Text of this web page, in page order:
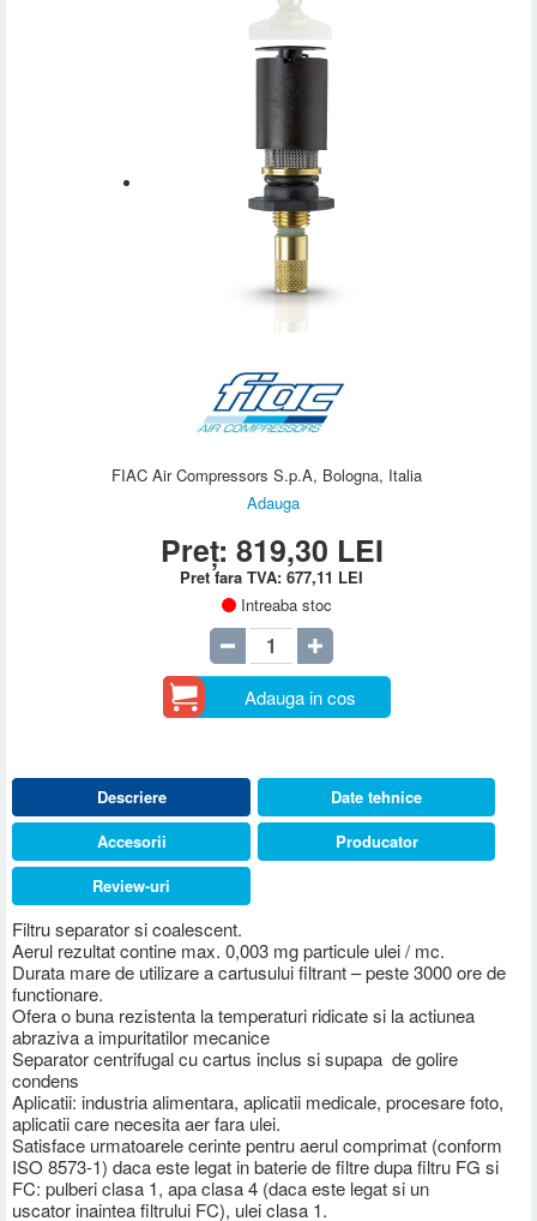
FIAC Air Compressors S.p.A, Bologna, Italia
Adauga
Preț: 819,30 LEI
Pret fara TVA:677,11 LEI
Intreaba stoc
Adauga in cos
Descriere
Filtru separator si coalescent.
Aerul rezultat contine max. 0,003 mg particule ulei / mc.
Durata mare de utilizare a cartusului filtrant – peste 3000 ore de
functionare.
Ofera o buna rezistenta la temperaturi ridicate si la actiunea
abraziva a impuritatilor mecanice
Separator centrifugal cu cartus inclus si supapa de golire
condens
Aplicatii: industria alimentara, aplicatii medicale, procesare foto,
aplicatii care necesita aer fara ulei.
Satisface urmatoarele cerinte pentru aerul comprimat (conform
ISO 8573-1) daca este legat in baterie de filtre dupa filtru FG si
FC: pulberi clasa 1, apa clasa 4 (daca este legat si un
uscator inaintea filtrului FC), ulei clasa 1.
Date tehnice
Accesorii
Producator
Review-uri